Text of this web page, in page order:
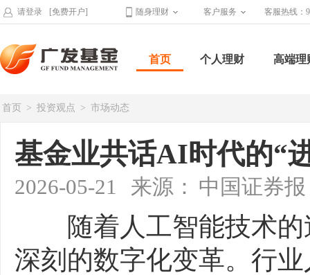
请登录 [免费开户] 随身理财 客户服务 客服热线：
首页 个人理财 高端理
首页 > 投资观点 > 市场动态
基金业共话AI时代的“
2026-05-21 来源： 中国证券报
随着人工智能技术的
深刻的数字化变革。行